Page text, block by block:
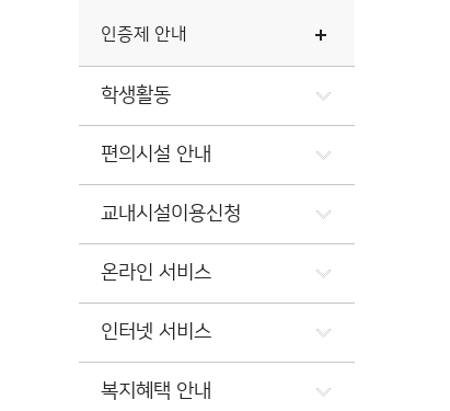
인증제 안내
학생활동
편의시설 안내
교내시설이용신청
온라인 서비스
인터넷 서비스
복지혜택 안내